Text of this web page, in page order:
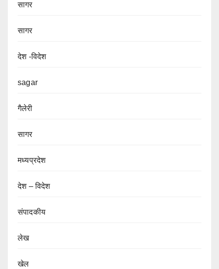
सागर
सागर
देश -विदेश
sagar
गैलेरी
सागर
मध्यप्रदेश
देश – विदेश
संपादकीय
लेख
खेल